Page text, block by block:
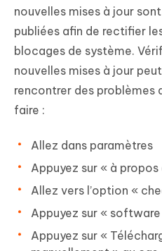
nouvelles mises à jour
publiées afin de rectifier
blocages de système.
nouvelles mises à jour
rencontrer des problèmes
faire :
Allez dans paramètres
Appuyez sur « à propos
Allez vers l’option «
Appuyez sur «
Appuyez sur «